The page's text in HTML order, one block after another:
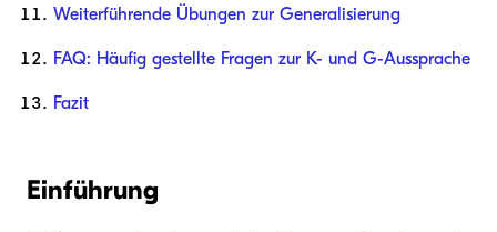
Weiterführende Übungen zur Generalisierung
FAQ: Häufig gestellte Fragen zur K- und G-Aussprache
Fazit
Einführung